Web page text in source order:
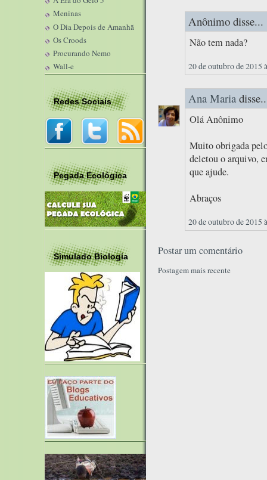
Meninas
O Dia Depois de Amanhã
Os Croods
Procurando Nemo
Wall-e
Redes Sociais
Pegada Ecológica
Simulado Biologia
Anônimo disse...
Não tem nada?
20 de outubro de 2015
Ana Maria
Olá Anônimo
Muito obrigada
deletou o arquivo,
que ajude.
Abraços
20 de outubro de 2015
Postar um comentário
Postagem mais recente